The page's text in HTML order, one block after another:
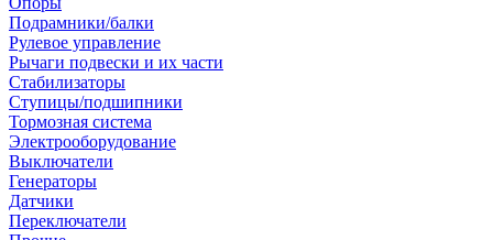
Подрамники/балки
Рулевое управление
Рычаги подвески и их части
Стабилизаторы
Ступицы/подшипники
Тормозная система
Электрооборудование
Выключатели
Генераторы
Датчики
Переключатели